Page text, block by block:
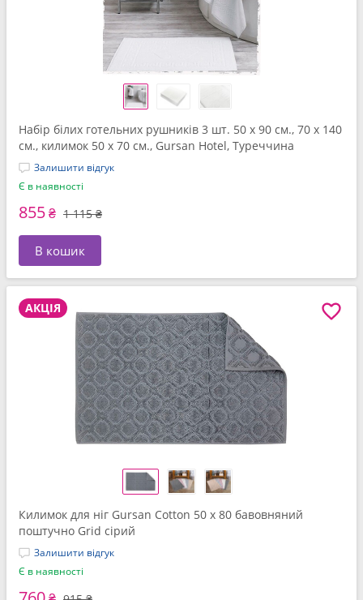
Набір білих готельних рушників 3 шт. 50 x 90 см., 70 x 140
см., килимок 50 x 70 см., Gursan Hotel, Туреччина
Залишити відгук
Є в наявності
855₴ 1 115 ₴
В кошик
АКЦІЯ
Килимок для нiг Gursan Cotton 50 x 80 бавовняний
поштучно Grid сірий
Залишити відгук
Є в наявності